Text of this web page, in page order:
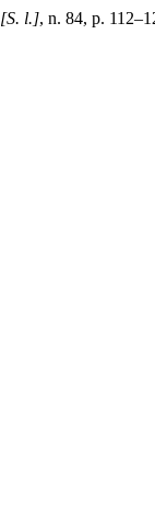
[S. l.], n. 84, p.